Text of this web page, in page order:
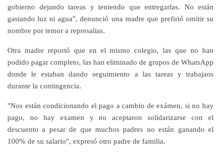
gobierno dejando tareas y teniendo que entregarlas. No están
gastando luz ni agua", denunció una madre que prefirió omitir su
nombre por temor a represalias.
Otra madre reportó que en el mismo colegio, las que no han
podido pagar completo, las han eliminado de grupos de WhatsApp
donde le estaban dando seguimiento a las tareas y trabajaos
durante la contingencia.
"Nos están condicionando el pago a cambio de exámen, si no hay
pago, no hay examen y no aceptaron solidarizarse con el
descuento a pesar de que muchos padres no están ganando el
100% de su salario", expresó otro padre de familia.